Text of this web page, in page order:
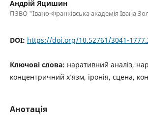
Андрій Яцишин
ПЗВО "Івано-Франківська академія Івана
DOI: https://doi.org/10.52761/3041-
Ключові слова: наративний аналіз,
концентричний хʼязм, іронія, сцена,
Анотація